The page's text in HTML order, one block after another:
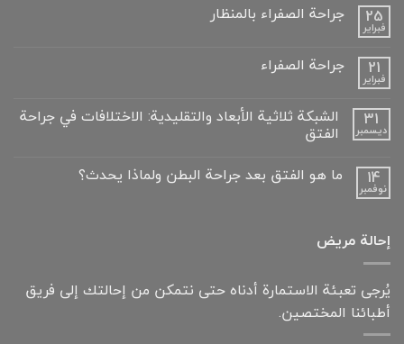
25
فبراير
جراحة الصفراء بالمنظار
تعليقات
على
جراحة 21
فبراير
جراحة الصفراء
تعليقات
على
جراحة
الصفراء
31
ديسمبر
الشبكة ثلاثية الأبعاد والتقليدية: الاختلافات في جراحة
الفتق
تعليقات
والتقليدية:
الاختلافات
الفتق
14
نوفمبر
ما هو الفتق بعد جراحة البطن ولماذا يحدث؟
ما
هو
جراحة
البطن
ولماذا
يحدث؟
إحالة مريض
يُرجى تعبئة الاستمارة أدناه حتى نتمكن من إحالتك إلى فريق
أطبائنا المختصين.